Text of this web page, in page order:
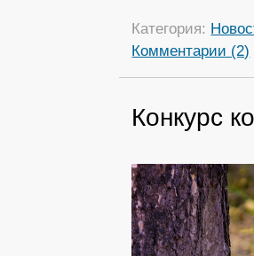
Категория:
Комментарии (2)
Конкурс